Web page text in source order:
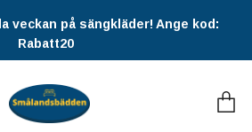
veckan på sängkläder! Ange kod:
Rabatt20